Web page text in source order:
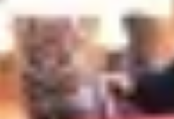
Formation sur mesureFormation et Méthodologies